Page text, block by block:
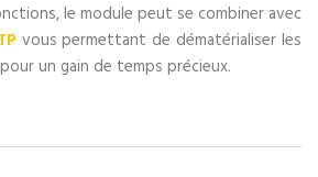
le module peut se combiner avec
vous permettant de dématérialiser les
un gain de temps précieux.